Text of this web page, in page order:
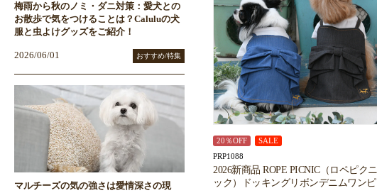
20％OFF SALE
PRP1088
2026新商品 ROPE PICNIC（ロペピクニ
ック）ドッキングリボンデニムワンピ
梅雨から秋のノミ・ダニ対策：愛犬との
お散歩で気をつけることは？Caluluの犬
服と虫よけグッズをご紹介！
2026/06/01 おすすめ/特集
マルチーズの気の強さは愛情深さの現